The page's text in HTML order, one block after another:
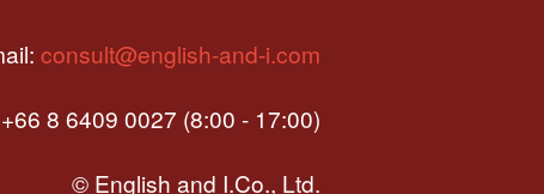
consult@english-and-i.com
8 6409 0027 (8:00 - 17:00)
© English and I.Co., Ltd.